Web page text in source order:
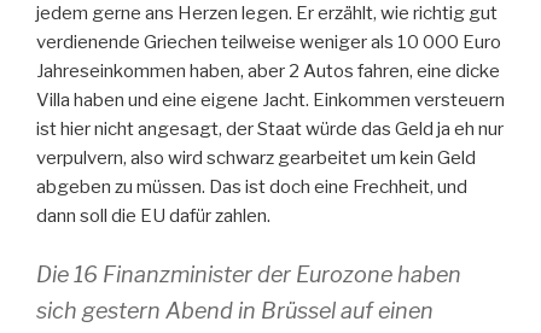
jedem gerne ans Herzen legen. Er erzählt, wie richtig gut
verdienende Griechen teilweise weniger als 10 000 Euro
Jahreseinkommen haben, aber 2 Autos fahren, eine dicke
Villa haben und eine eigene Jacht. Einkommen versteuern
ist hier nicht angesagt, der Staat würde das Geld ja eh nur
verpulvern, also wird schwarz gearbeitet um kein Geld
abgeben zu müssen. Das ist doch eine Frechheit, und
dann soll die EU dafür zahlen.
Die 16 Finanzminister der Eurozone haben
sich gestern Abend in Brüssel auf einen